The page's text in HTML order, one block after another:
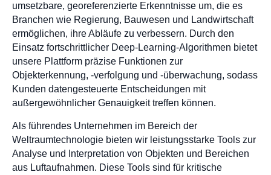
umsetzbare, georeferenzierte Erkenntnisse um, die es
Branchen wie Regierung, Bauwesen und Landwirtschaft
ermöglichen, ihre Abläufe zu verbessern. Durch den
Einsatz fortschrittlicher Deep-Learning-Algorithmen bietet
unsere Plattform präzise Funktionen zur
Objekterkennung, -verfolgung und -überwachung, sodass
Kunden datengesteuerte Entscheidungen mit
außergewöhnlicher Genauigkeit treffen können.
Als führendes Unternehmen im Bereich der
Weltraumtechnologie bieten wir leistungsstarke Tools zur
Analyse und Interpretation von Objekten und Bereichen
aus Luftaufnahmen. Diese Tools sind für kritische